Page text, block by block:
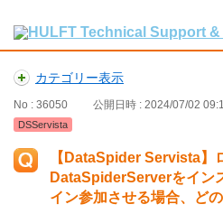
カテゴリー表示
No : 36050 公開日時 : 2024/07/02
DSServista
【DataSpider Servista】
DataSpiderServerをイン
イン参加させる場合、ど